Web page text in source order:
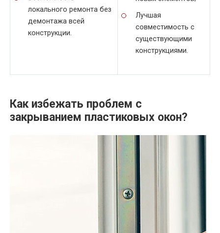
локального ремонта без
демонтажа всей
конструкции.
Лучшая
совместимость с
существующими
конструкциями.
Как избежать проблем с
закрыванием пластиковых окон?